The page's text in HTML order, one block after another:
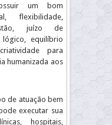
um bom
flexibilidade,
juízo de
equilíbrio
para
humanizada aos
de atuação bem
executar sua
hospitais,